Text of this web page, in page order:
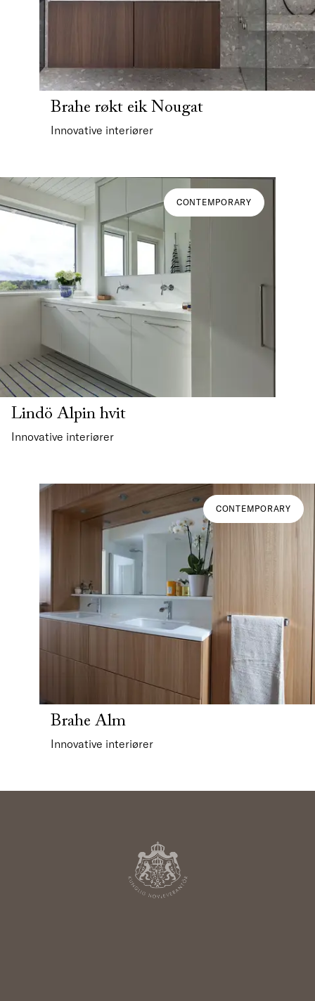
Brahe røkt eik Nougat
Innovative interiører
CONTEMPORARY
Lindö Alpin hvit
Innovative interiører
CONTEMPORARY
Brahe Alm
Innovative interiører